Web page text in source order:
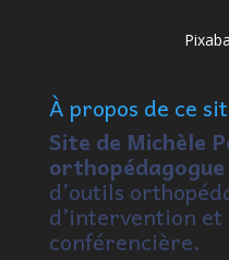
À propos de ce
Site de Michèle
d’outils
d’intervention et
conférencière.